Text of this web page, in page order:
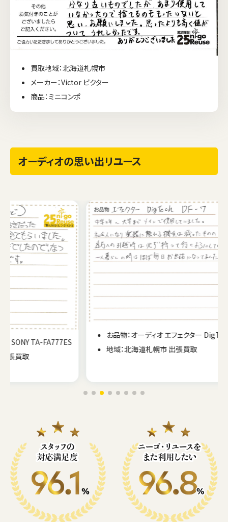
買取地域：北海道札幌市
メーカー：Victor ビクター
商品：ミニコンポ
オーディオの思い出リユース
お品物：オーディオ エフェクター DigTech DF-7
地域：北海道札幌市 出張買取